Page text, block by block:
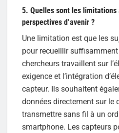
5. Quelles sont les
perspectives d’avenir ?
Une limitation est que les
pour recueillir
chercheurs travaillent sur
exigence et l’intégration
capteur. Ils souhaitent
données directement sur le
transmettre sans fil à un
smartphone. Les capteurs